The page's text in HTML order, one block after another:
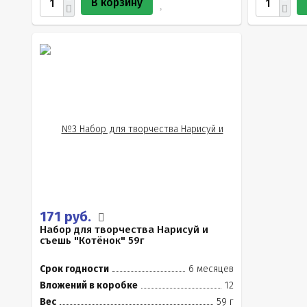
171 руб.
Набор для творчества Нарисуй и
съешь "Котёнок" 59г
Срок годности
6 месяцев
Вложений в коробке
12
Вес
59 г